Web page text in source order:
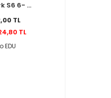
S6 6- ...
TL
TL